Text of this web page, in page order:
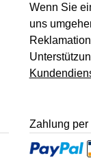
Wenn Sie
uns
Zahlung per